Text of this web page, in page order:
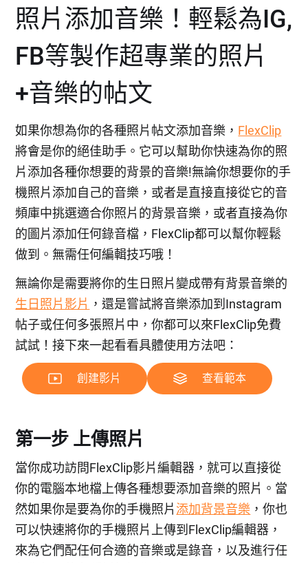
照片添加音樂！輕鬆為IG,
FB等製作超專業的照片
+音樂的帖文
如果你想為你的各種照片帖文添加音樂， FlexClip
將會是你的絕佳助手。它可以幫助你快速為你的照
片添加各種你想要的背景的音樂!無論你想要你的手
機照片添加自己的音樂，或者是直接直接從它的音
頻庫中挑選適合你照片的背景音樂，或者直接為你
的圖片添加任何錄音檔，FlexClip都可以幫你輕鬆
做到。無需任何編輯技巧哦！
無論你是需要將你的生日照片變成帶有背景音樂的
生日照片影片 ，還是嘗試將音樂添加到Instagram
帖子或任何多張照片中，你都可以來FlexClip免費
試試！接下來一起看看具體使用方法吧：
創建影片 查看範本
第一步 上傳照片
當你成功訪問FlexClip影片編輯器，就可以直接從
你的電腦本地檔上傳各種想要添加音樂的照片。當
然如果你是要為你的手機照片 添加背景音樂 ，你也
可以快速將你的手機照片上傳到FlexClip編輯器，
來為它們配任何合適的音樂或是錄音，以及進行任